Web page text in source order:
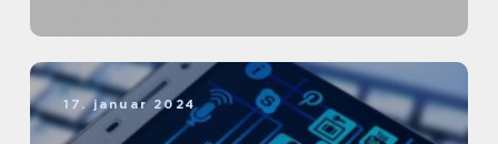
17. januar 2024